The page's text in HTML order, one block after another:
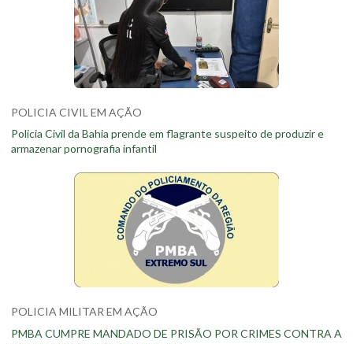
POLICIA CIVIL EM AÇÃO
Policia Civil da Bahia prende em flagrante suspeito de produzir e
armazenar pornografia infantil
POLICIA MILITAR EM AÇÃO
PMBA CUMPRE MANDADO DE PRISÃO POR CRIMES CONTRA A